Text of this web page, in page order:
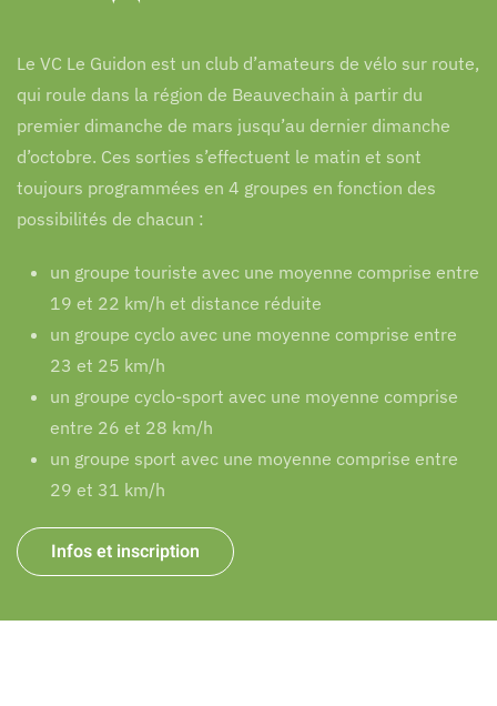
Le VC Le Guidon est un club d’amateurs de vélo sur route,
qui roule dans la région de Beauvechain à partir du
premier dimanche de mars jusqu’au dernier dimanche
d’octobre. Ces sorties s’effectuent le matin et sont
toujours programmées en 4 groupes en fonction des
possibilités de chacun :
un groupe touriste avec une moyenne comprise entre
19 et 22 km/h et distance réduite
un groupe cyclo avec une moyenne comprise entre
23 et 25 km/h
un groupe cyclo-sport avec une moyenne comprise
entre 26 et 28 km/h
un groupe sport avec une moyenne comprise entre
29 et 31 km/h
Infos et inscription